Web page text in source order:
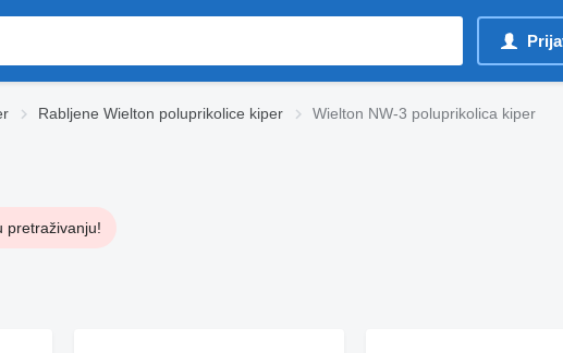
Rabljene Wielton poluprikolice kiper Wielton NW-3 poluprikolica kiper
pretraživanju!